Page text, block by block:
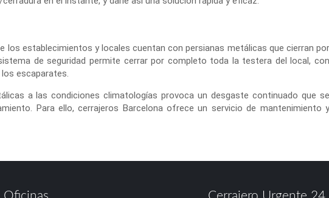
los establecimientos y locales cuentan con persianas metálicas que cierran por
de seguridad permite cerrar por completo toda la testera del local, con
escaparates.
a las condiciones climatologías provoca un desgaste continuado que se
Para ello, cerrajeros Barcelona ofrece un servicio de mantenimiento y